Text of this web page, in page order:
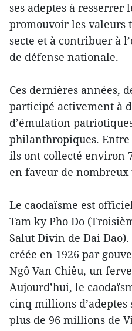
ses adeptes à resserrer
promouvoir les
secte et à contribuer à
de défense nationale.
Ces dernières années,
participé activement à
d’émulation
philanthropiques.
ils ont collecté environ
en faveur de
Le caodaïsme est
Tam ky Pho Do
Salut Divin de Dai
créée en 1926 par
Ngô Van Chiêu, un
Aujourd’hui, le
cinq millions
plus de 96 millions de